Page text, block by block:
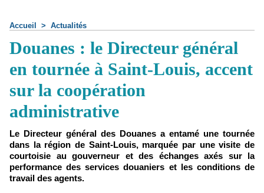
Accueil > Actualités
Douanes : le Directeur général
en tournée à Saint-Louis, accent
sur la coopération
administrative
Le Directeur général des Douanes a entamé une tournée
dans la région de Saint-Louis, marquée par une visite de
courtoisie au gouverneur et des échanges axés sur la
performance des services douaniers et les conditions de
travail des agents.